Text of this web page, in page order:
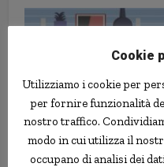
Cookie
Utilizziamo i cookie per
per fornire funzionalità
nostro traffico.
modo in cui utilizza il
occupano di analisi dei